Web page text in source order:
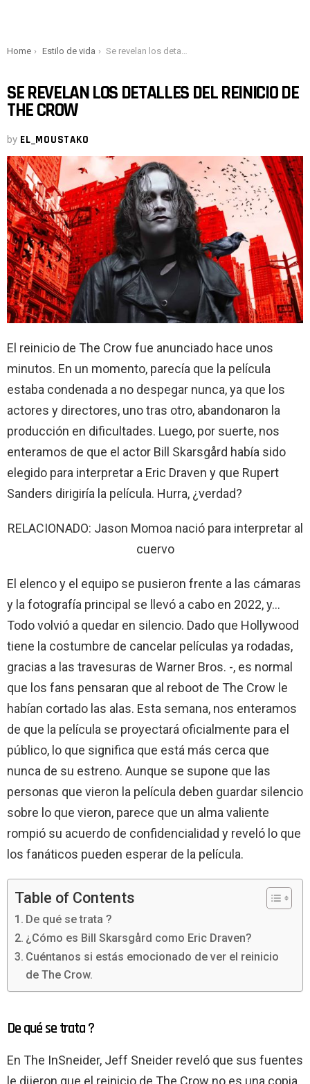
You are here:
Home Estilo de vida Se revelan los detalles del reinicio de The Crow
SE REVELAN LOS DETALLES DEL REINICIO DE
THE CROW
by EL_MOUSTAKO
El reinicio de The Crow fue anunciado hace unos
minutos. En un momento, parecía que la película
estaba condenada a no despegar nunca, ya que los
actores y directores, uno tras otro, abandonaron la
producción en dificultades. Luego, por suerte, nos
enteramos de que el actor Bill Skarsgård había sido
elegido para interpretar a Eric Draven y que Rupert
Sanders dirigiría la película. Hurra, ¿verdad?
RELACIONADO: Jason Momoa nació para interpretar al
cuervo
El elenco y el equipo se pusieron frente a las cámaras
y la fotografía principal se llevó a cabo en 2022, y…
Todo volvió a quedar en silencio. Dado que Hollywood
tiene la costumbre de cancelar películas ya rodadas,
gracias a las travesuras de Warner Bros. -, es normal
que los fans pensaran que al reboot de The Crow le
habían cortado las alas. Esta semana, nos enteramos
de que la película se proyectará oficialmente para el
público, lo que significa que está más cerca que
nunca de su estreno. Aunque se supone que las
personas que vieron la película deben guardar silencio
sobre lo que vieron, parece que un alma valiente
rompió su acuerdo de confidencialidad y reveló lo que
los fanáticos pueden esperar de la película.
Table of Contents
De qué se trata ?
¿Cómo es Bill Skarsgård como Eric Draven?
Cuéntanos si estás emocionado de ver el reinicio
de The Crow.
De qué se trata ?
En The InSneider, Jeff Sneider reveló que sus fuentes
le dijeron que el reinicio de The Crow no es una copia